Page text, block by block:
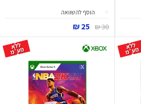
הוסף להשוואה
30 ₪
25 ₪